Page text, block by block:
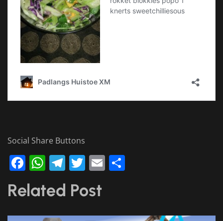
Social Share Buttons
Facebook
WhatsApp
Telegram
Twitter
Email
Related Post